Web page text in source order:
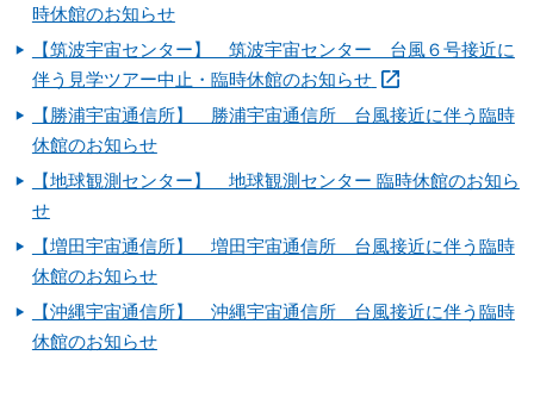
時休館のお知らせ
【筑波宇宙センター】 筑波宇宙センター 台風６号接近に
伴う見学ツアー中止・臨時休館のお知らせ
【勝浦宇宙通信所】 勝浦宇宙通信所 台風接近に伴う臨時
休館のお知らせ
【地球観測センター】 地球観測センター 臨時休館のお知ら
せ
【増田宇宙通信所】 増田宇宙通信所 台風接近に伴う臨時
休館のお知らせ
【沖縄宇宙通信所】 沖縄宇宙通信所 台風接近に伴う臨時
休館のお知らせ